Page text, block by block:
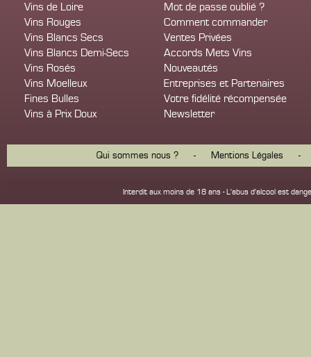
Vins de Loire
Vins Rouges
Vins Blancs Secs
Vins Blancs Demi-Secs
Vins Rosés
Vins Moelleux
Fines Bulles
Vins à Prix Doux
Mot de passe oublié ?
Comment commander
Ventes Privées
Accords Mets Vins
Nouveautés
Entreprises et Partenaires
Votre fidélité récompensée
Newsletter
Qui sommes nous ? - Mentions Légales -
Interdit aux moins de 18 ans - L'abus d'alcool est